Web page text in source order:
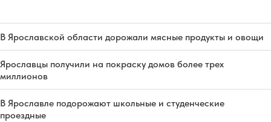
В Ярославской области дорожали мясные продукты и овощи
Ярославцы получили на покраску домов более трех
миллионов
В Ярославле подорожают школьные и студенческие
проездные